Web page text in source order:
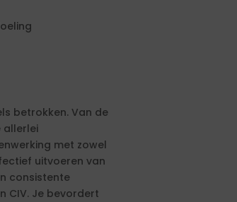
betrokken. Van de
allerlei
met zowel
uitvoeren van
consistente
CIV. Je bevordert